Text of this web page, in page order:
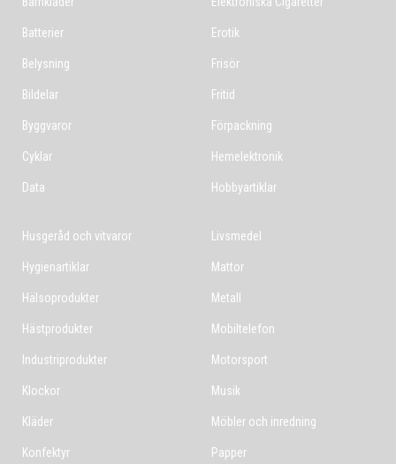
Batterier
Belysning
Bildelar
Byggvaror
Cyklar
Data
Erotik
Frisör
Fritid
Förpackning
Hemelektronik
Hobbyartiklar
Husgeråd och vitvaror
Hygienartiklar
Hälsoprodukter
Hästprodukter
Industriprodukter
Klockor
Kläder
Konfektyr
Livsmedel
Mattor
Metall
Mobiltelefon
Motorsport
Musik
Möbler och inredning
Papper